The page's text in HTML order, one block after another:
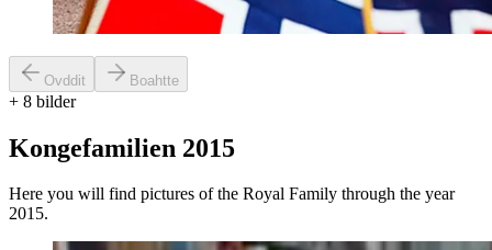
Ovddit Boahtte
+ 8 bilder
Kongefamilien 2015
Here you will find pictures of the Royal Family through the year
2015.